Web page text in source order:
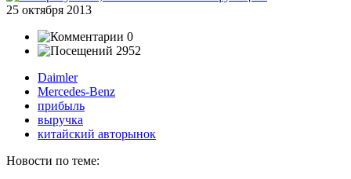
25 октября 2013
0
2952
Daimler
Mercedes-Benz
прибыль
выручка
китайский авторынок
Новости по теме: